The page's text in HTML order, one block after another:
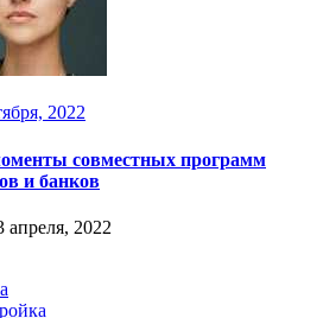
2022
совместных программ
и банков
апреля, 2022